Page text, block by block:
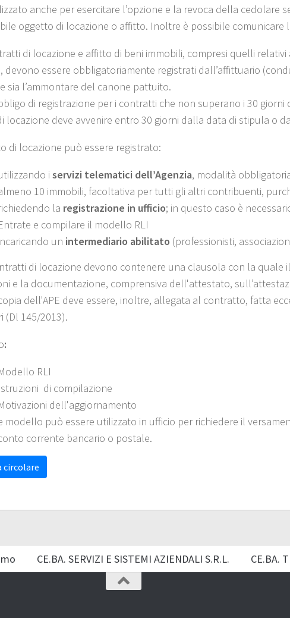
anche per esercitare l’opzione e la revoca della cedolare
oggetto di locazione o affitto. Inoltre è possibile comunicare
di locazione e affitto di beni immobili, compresi quelli
devono essere obbligatoriamente registrati dall’affittuario
sia l’ammontare del canone pattuito.
di registrazione per i contratti che non superano i 30 giorni
locazione deve avvenire entro 30 giorni dalla data di stipula o
di locazione può essere registrato:
i servizi telematici dell’Agenzia, modalità
10 immobili, facoltativa per tutti gli altri contribuenti,
la registrazione in ufficio; in questo caso è
e compilare il modello RLI
un intermediario abilitato (professionisti,
di locazione devono contenere una clausola con la quale
e la documentazione, comprensiva dell'attestato,
dell'APE deve essere, inoltre, allegata al contratto, fatta
(Dl 145/2013).
:
RLI
di compilazione
dell'aggiornamento
modello può essere utilizzato in ufficio per richiedere il
corrente bancario o postale.
circolare
CE.BA. SERVIZI E SISTEMI AZIENDALI S.R.L. CE.BA.